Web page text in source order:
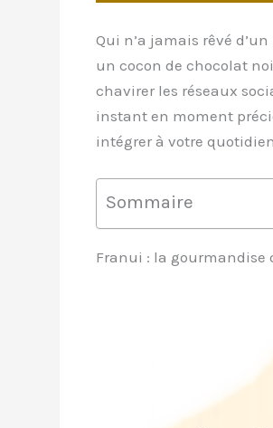
Qui n’a jamais rêvé
un cocon de chocolat
chavirer les réseaux
instant en moment
intégrer à votre
Sommaire
Franui : la gourmandise